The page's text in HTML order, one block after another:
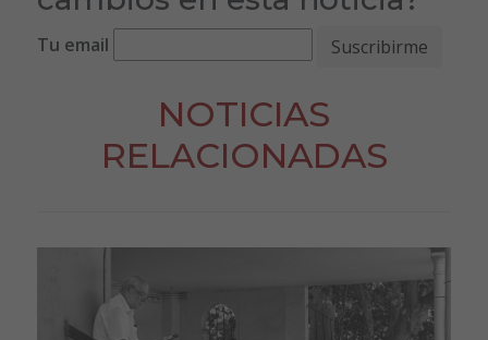
Tu email
NOTICIAS
RELACIONADAS